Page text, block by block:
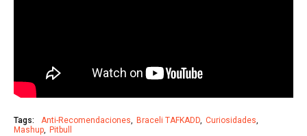
Tags: Anti-Recomendaciones Braceli TAFKADD Curiosidades
Mashup
Pitbull